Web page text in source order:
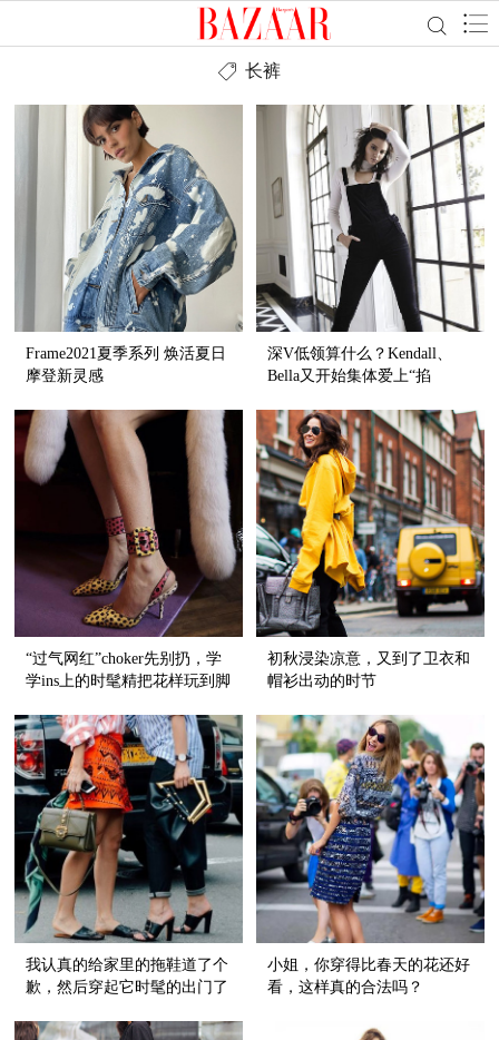
长裤
Frame2021夏季系列 焕活夏日
摩登新灵感
深V低领算什么？Kendall、
Bella又开始集体爱上“掐
“过气网红”choker先别扔，学
学ins上的时髦精把花样玩到脚
初秋浸染凉意，又到了卫衣和
帽衫出动的时节
我认真的给家里的拖鞋道了个
歉，然后穿起它时髦的出门了
小姐，你穿得比春天的花还好
看，这样真的合法吗？